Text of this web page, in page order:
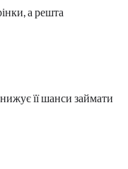
а решта
її шанси займати